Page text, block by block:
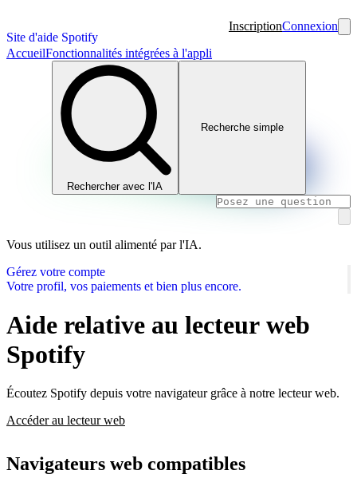
Site d'aide Spotify
InscriptionConnexion
AccueilFonctionnalités intégrées à l'appli
Rechercher avec l'IA
Recherche simple
Vous utilisez un outil alimenté par l'IA.
Gérez votre compte
Votre profil, vos paiements et bien plus encore.
Aide relative au lecteur web
Spotify
Écoutez Spotify depuis votre navigateur grâce à notre lecteur web.
Accéder au lecteur web
Navigateurs web compatibles